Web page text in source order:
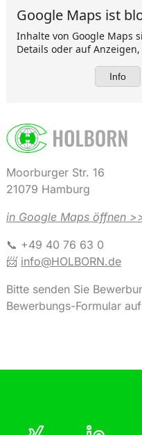
Moorburger Str. 16
21079 Hamburg
in Google Maps öffnen
📞 +49 40 76 63 0
📨 info@HOLBORN.de
Bitte senden Sie
Bewerbungs-Formular
Navigation